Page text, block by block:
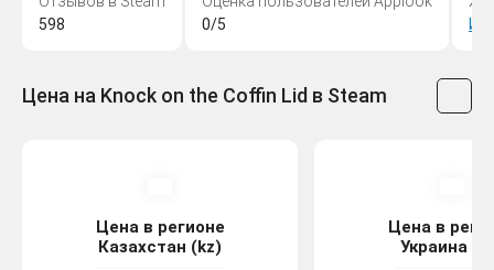
598
0/5
Цена на Knock on the Coffin Lid в Steam
Цена в регионе
Казахстан (kz)
Цена в
Украина